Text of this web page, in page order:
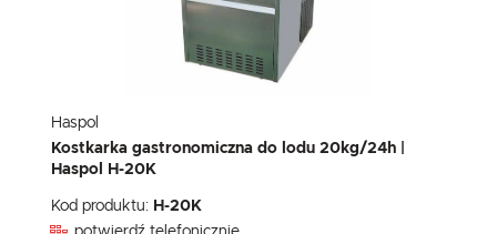
Haspol
Kostkarka gastronomiczna do lodu 20kg/24h |
Haspol H-20K
Kod produktu: H-20K